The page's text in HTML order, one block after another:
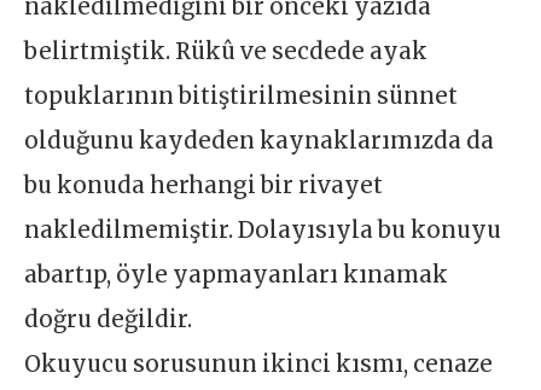
nakledilmediğini bir önceki yazıda
belirtmiştik. Rükû ve secdede ayak
topuklarının bitiştirilmesinin sünnet
olduğunu kaydeden kaynaklarımızda da
bu konuda herhangi bir rivayet
nakledilmemiştir. Dolayısıyla bu konuyu
abartıp, öyle yapmayanları kınamak
doğru değildir.
Okuyucu sorusunun ikinci kısmı, cenaze